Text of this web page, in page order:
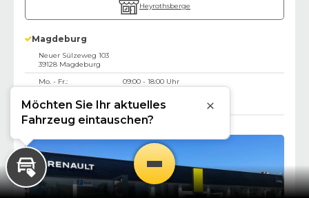
Heyrothsberge
Magdeburg
Neuer Sülzeweg 103
39128 Magdeburg
Mo. - Fr.:
09:00 - 18:00 Uhr
Sonntag:
geschlossen
Verkaufsberatung:
0391 662 786-0
Inzahlungnahme
Möchten Sie Ihr aktuelles
Fahrzeug eintauschen?
Schließen